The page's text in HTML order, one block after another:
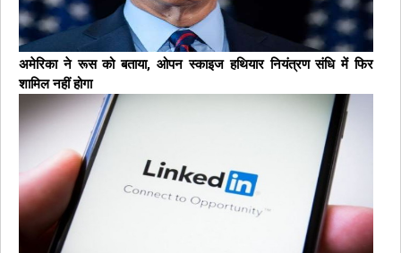
अमेरिका ने रूस को बताया, ओपन स्काइज हथियार नियंत्रण संधि में फिर
शामिल नहीं होगा